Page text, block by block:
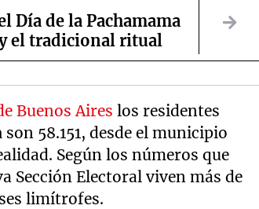
Día de la Pachamama
el tradicional ritual
Buenos Aires los residentes
son 58.151, desde el municipio
Según los números que
Sección Electoral viven más de
limítrofes.